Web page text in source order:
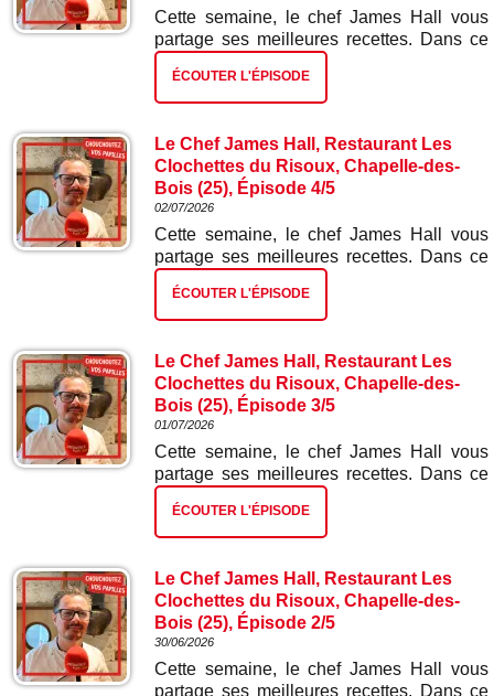
Cette semaine, le chef James Hall vous
partage ses meilleures recettes. Dans ce
cinquième et dernier épisode : gâteau
glacé myrtilles citron.
ÉCOUTER L'ÉPISODE
Le Chef James Hall, Restaurant Les
Clochettes du Risoux, Chapelle-des-
Bois (25), Épisode 4/5
02/07/2026
Cette semaine, le chef James Hall vous
partage ses meilleures recettes. Dans ce
quatrième épisode : gnocchis ail des ours
et épinards.
ÉCOUTER L'ÉPISODE
Le Chef James Hall, Restaurant Les
Clochettes du Risoux, Chapelle-des-
Bois (25), Épisode 3/5
01/07/2026
Cette semaine, le chef James Hall vous
partage ses meilleures recettes. Dans ce
troisième épisode : escalope de truite
gravelaxée et risotto aux écrevisses.
ÉCOUTER L'ÉPISODE
Le Chef James Hall, Restaurant Les
Clochettes du Risoux, Chapelle-des-
Bois (25), Épisode 2/5
30/06/2026
Cette semaine, le chef James Hall vous
partage ses meilleures recettes. Dans ce